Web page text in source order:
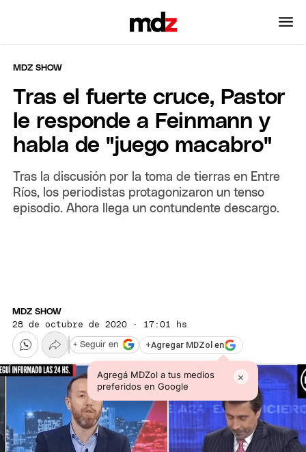
MDZ SHOW
Tras el fuerte cruce, Pastor
le responde a Feinmann y
habla de "juego macabro"
Tras la discusión por la toma de tierras en Entre
Ríos, los periodistas protagonizaron un tenso
episodio. Ahora llega un contundente descargo.
MDZ SHOW
28 de octubre de 2020 · 17:01 hs
+Agregar MDZol en
Agregá MDZol a tus medios
preferidos en Google
×
+ Seguir en